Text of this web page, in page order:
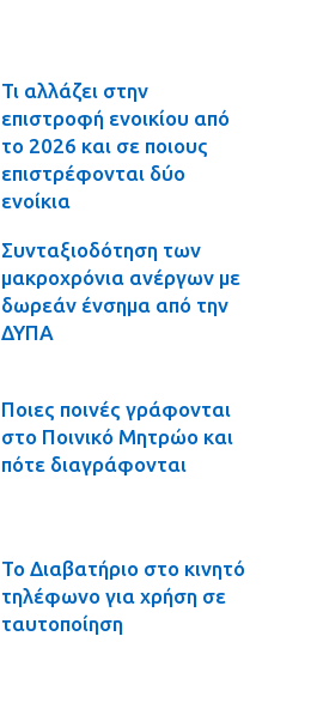
Τι αλλάζει στην
επιστροφή ενοικίου από
το 2026 και σε ποιους
επιστρέφονται δύο
ενοίκια
Συνταξιοδότηση των
μακροχρόνια ανέργων με
δωρεάν ένσημα από την
ΔΥΠΑ
Ποιες ποινές γράφονται
στο Ποινικό Μητρώο και
πότε διαγράφονται
Το Διαβατήριο στο κινητό
τηλέφωνο για χρήση σε
ταυτοποίηση